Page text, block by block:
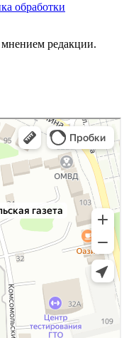
обработки
редакции.